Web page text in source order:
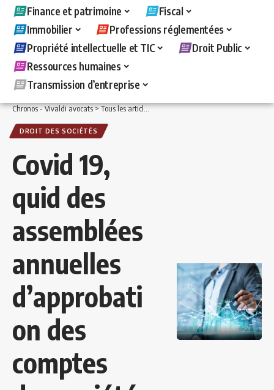
Finance et patrimoine
Fiscal
Immobilier
Professions réglementées
Propriété intellectuelle et TIC
Droit Public
Ressources humaines
Transmission d’entreprise
Chronos - Vivaldi avocats>Tous les articles >Affaires / Finances>Droit des
DROIT DES SOCIÉTÉS
Covid 19,
quid des
assemblées
annuelles
d’approbati
on des
comptes